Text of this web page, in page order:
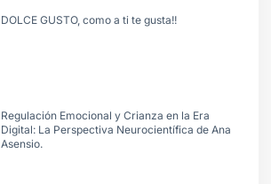
DOLCE GUSTO, como a ti te gusta!!
Regulación Emocional y Crianza en la Era
Digital: La Perspectiva Neurocientífica de Ana
Asensio.